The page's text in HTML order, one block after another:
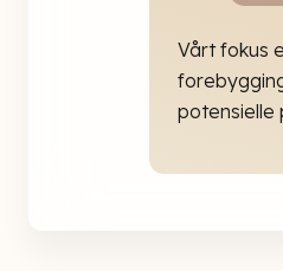
Vårt fokus
potensielle